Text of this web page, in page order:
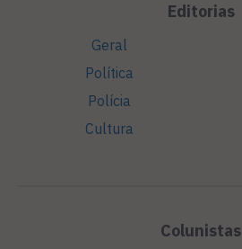
Editorias
Geral
Política
Polícia
Cultura
Colunistas